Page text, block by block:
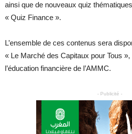
ainsi que de nouveaux quiz
« Quiz Finance ».
L’ensemble de ces contenus sera
« Le Marché des Capitaux pour Tous
l’éducation financière de l’AMMC.
- Publicité -